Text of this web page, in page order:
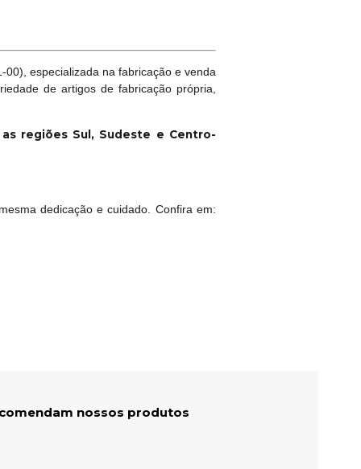
especializada na fabricação e venda
de artigos de fabricação própria,
regiões Sul, Sudeste e Centro-
dedicação e cuidado. Confira em:
nossos produtos